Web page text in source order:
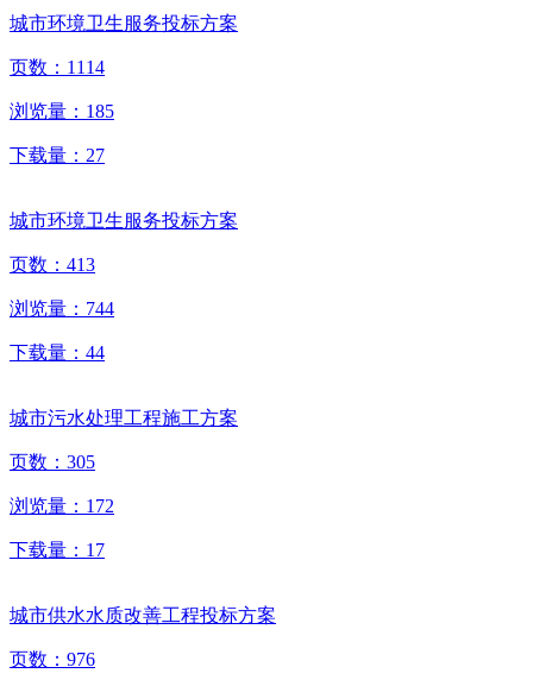
城市环境卫生服务投标方案
页数： 1114
浏览量： 185
下载量： 27
城市环境卫生服务投标方案
页数： 413
浏览量： 744
下载量： 44
城市污水处理工程施工方案
页数： 305
浏览量： 172
下载量： 17
城市供水水质改善工程投标方案
页数： 976